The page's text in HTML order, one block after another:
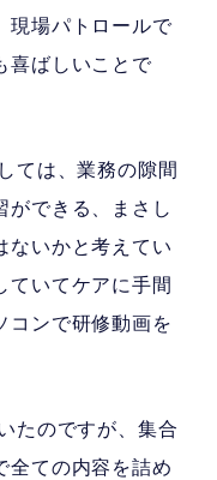
現場パトロールで
喜ばしいことで
ては、業務の隙間
ができる、まさし
ないかと考えてい
ていてケアに手間
コンで研修動画を
たのですが、集合
全ての内容を詰め